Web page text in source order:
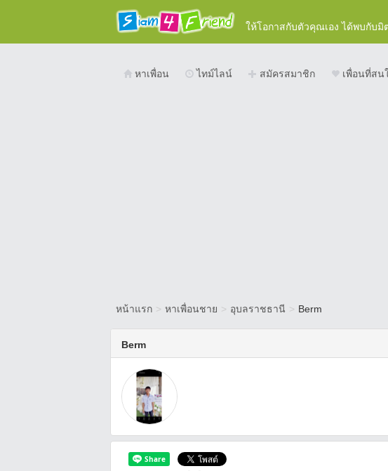
ให้โอกาสกับตัวคุณเอง ได้พบกับ
หาเพื่อน ไทม์ไลน์ สมัครสมาชิก เพื่อนที่ส
หน้าแรก > หาเพื่อนชาย > อุบลราชธานี > Berm
Berm